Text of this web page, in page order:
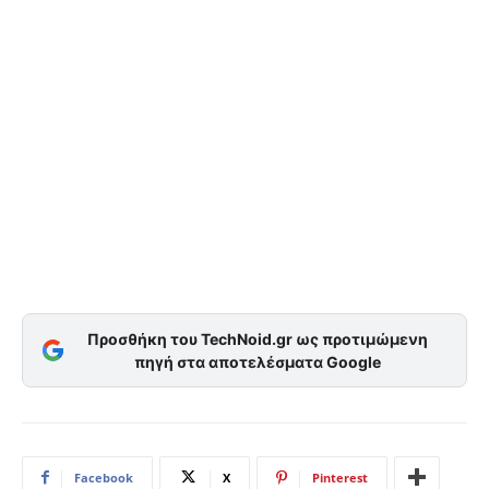
Προσθήκη του TechNoid.gr ως προτιμώμενη
πηγή στα αποτελέσματα Google
Facebook X Pinterest